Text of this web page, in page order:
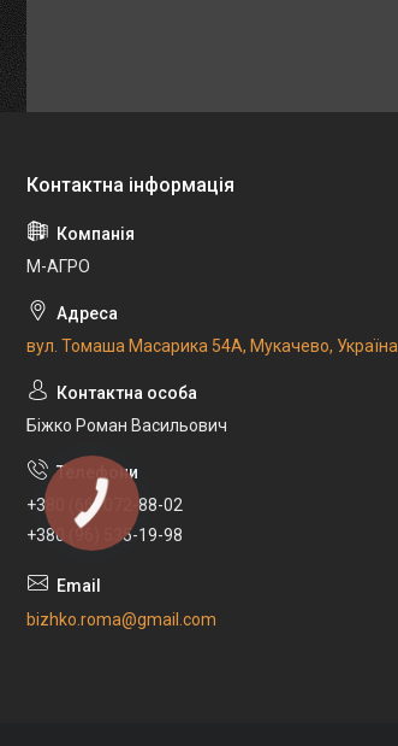
М-АГРО
вул. Томаша Масарика 54А, Мукачево, Україна
Біжко Роман Васильович
+380 (66) 072-88-02
+380 (96) 535-19-98
bizhko.roma@gmail.com